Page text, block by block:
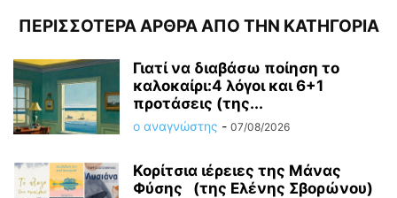
ΠΕΡΙΣΣΟΤΕΡΑ ΑΡΘΡΑ ΑΠΟ ΤΗΝ ΚΑΤΗΓΟΡΙΑ
Γιατί να διαβάσω ποίηση το
καλοκαίρι:4 λόγοι και 6+1
προτάσεις (της...
ο αναγνώστης - 07/08/2026
Κορίτσια ιέρειες της Μάνας
Φύσης (της Ελένης Σβορώνου)